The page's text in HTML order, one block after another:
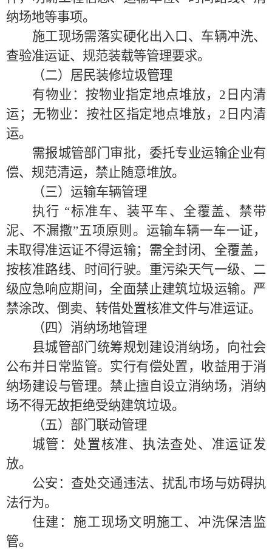
纳场地等事项。
施工现场需落实硬化出入口、车辆冲洗、
查验准运证、规范装载等管理要求。
（二）居民装修垃圾管理
有物业：按物业指定地点堆放， 2日内清
运；无物业：按社区指定地点堆放， 2 日内清
运。
需报城管部门审批，委托专业运输企业有
偿、规范清运，禁止随意堆放。
（三）运输车辆管理
执行 “标准车、装平车、全覆盖、禁带
泥、不漏撒”五项原则。运输车辆一车一证，
未取得准运证不得运输；需全封闭、全覆盖，
按核准路线、时间行驶。重污染天气一级、二
级应急响应期间，全面禁止建筑垃圾运输。严
禁涂改、倒卖、转借处置核准文件与准运证。
（四）消纳场地管理
县城管部门统筹规划建设消纳场，向社会
公布并日常监管。实行有偿处置，收益用于消
纳场建设与管理。禁止擅自设立消纳场，消纳
场不得无故拒绝受纳建筑垃圾。
（五）部门联动管理
城管：处置核准、执法查处、准运证发
放。
公安：查处交通违法、扰乱市场与妨碍执
法行为。
住建：施工现场文明施工、冲洗保洁监
管。